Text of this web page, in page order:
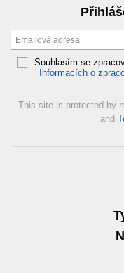
Souhlasím se
Informacích o
This site is protected by
and